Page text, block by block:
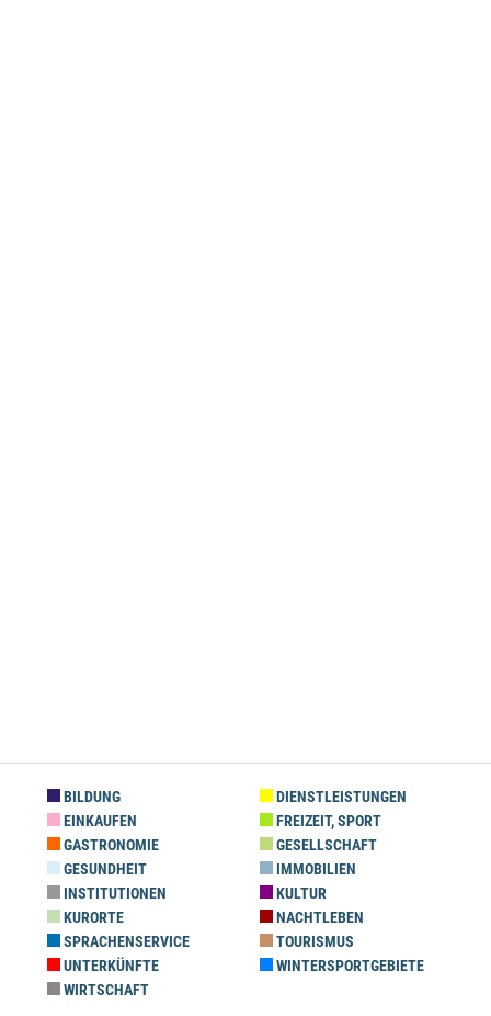
BILDUNG
DIENSTLEISTUNGEN
EINKAUFEN
FREIZEIT, SPORT
GASTRONOMIE
GESELLSCHAFT
GESUNDHEIT
IMMOBILIEN
INSTITUTIONEN
KULTUR
KURORTE
NACHTLEBEN
SPRACHENSERVICE
TOURISMUS
UNTERKÜNFTE
WINTERSPORTGEBIETE
WIRTSCHAFT